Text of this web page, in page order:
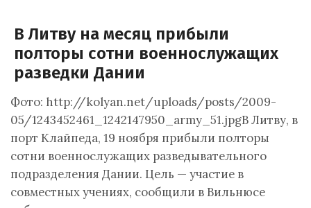
В Литву на месяц прибыли
полторы сотни военнослужащих
разведки Дании
Фото: http://kolyan.net/uploads/posts/2009-
05/1243452461_1242147950_army_51.jpgВ Литву, в
порт Клайпеда, 19 ноября прибыли полторы
сотни военнослужащих разведывательного
подразделения Дании. Цель — участие в
совместных учениях, сообщили в Вильнюсе